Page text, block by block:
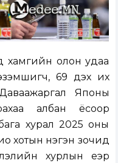
хамгийн олон удаа
эзэмшигч, 69 дэх их
Японы
албан ёсоор
хурал 2025 оны
хотын нэгэн зочид
хурлын үеэр